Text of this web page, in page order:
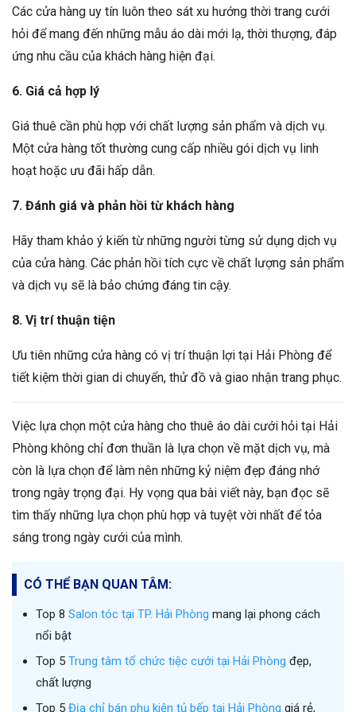
Các cửa hàng uy tín luôn theo sát xu hướng thời trang cưới
hỏi để mang đến những mẫu áo dài mới lạ, thời thượng, đáp
ứng nhu cầu của khách hàng hiện đại.
6. Giá cả hợp lý
Giá thuê cần phù hợp với chất lượng sản phẩm và dịch vụ.
Một cửa hàng tốt thường cung cấp nhiều gói dịch vụ linh
hoạt hoặc ưu đãi hấp dẫn.
7. Đánh giá và phản hồi từ khách hàng
Hãy tham khảo ý kiến từ những người từng sử dụng dịch vụ
của cửa hàng. Các phản hồi tích cực về chất lượng sản phẩm
và dịch vụ sẽ là bảo chứng đáng tin cậy.
8. Vị trí thuận tiện
Ưu tiên những cửa hàng có vị trí thuận lợi tại Hải Phòng để
tiết kiệm thời gian di chuyển, thử đồ và giao nhận trang phục.
Việc lựa chọn một cửa hàng cho thuê áo dài cưới hỏi tại Hải
Phòng không chỉ đơn thuần là lựa chọn về mặt dịch vụ, mà
còn là lựa chọn để làm nên những kỷ niệm đẹp đáng nhớ
trong ngày trọng đại. Hy vọng qua bài viết này, bạn đọc sẽ
tìm thấy những lựa chọn phù hợp và tuyệt vời nhất để tỏa
sáng trong ngày cưới của mình.
CÓ THỂ BẠN QUAN TÂM:
Top 8 Salon tóc tại TP. Hải Phòng mang lại phong cách
nổi bật
Top 5 Trung tâm tổ chức tiệc cưới tại Hải Phòng đẹp,
chất lượng
Top 5 Địa chỉ bán phụ kiện tủ bếp tại Hải Phòng giá rẻ,